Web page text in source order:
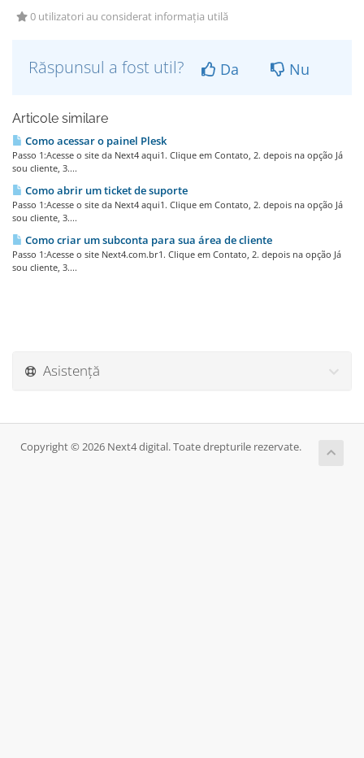
0 utilizatori au considerat informația utilă
Răspunsul a fost util? Da Nu
Articole similare
Como acessar o painel Plesk
Passo 1:Acesse o site da Next4 aqui1. Clique em Contato, 2. depois na opção Já
sou cliente, 3....
Como abrir um ticket de suporte
Passo 1:Acesse o site da Next4 aqui1. Clique em Contato, 2. depois na opção Já
sou cliente, 3....
Como criar um subconta para sua área de cliente
Passo 1:Acesse o site Next4.com.br1. Clique em Contato, 2. depois na opção Já
sou cliente, 3....
Asistență
Copyright © 2026 Next4 digital. Toate drepturile rezervate.